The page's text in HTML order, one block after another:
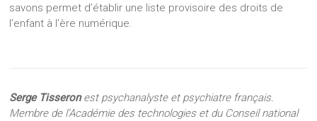
savons permet d’établir une liste provisoire des droits de
l’enfant à l’ère numérique.
Serge Tisseronest psychanalyste et psychiatre français.
Membre de l’Académie des technologies et du Conseil national